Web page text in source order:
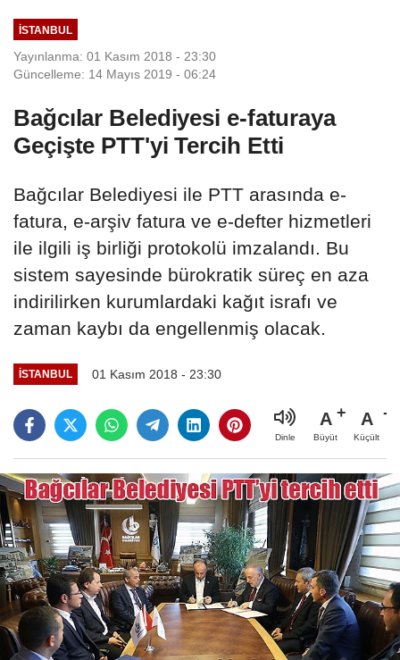
İSTANBUL
Yayınlanma: 01 Kasım 2018 - 23:30
Güncelleme: 14 Mayıs 2019 - 06:24
Bağcılar Belediyesi e-faturaya
Geçişte PTT'yi Tercih Etti
Bağcılar Belediyesi ile PTT arasında e-
fatura, e-arşiv fatura ve e-defter hizmetleri
ile ilgili iş birliği protokolü imzalandı. Bu
sistem sayesinde bürokratik süreç en aza
indirilirken kurumlardaki kağıt israfı ve
zaman kaybı da engellenmiş olacak.
İSTANBUL 01 Kasım 2018 - 23:30
Dinle
A
Büyüt
A
Küçült